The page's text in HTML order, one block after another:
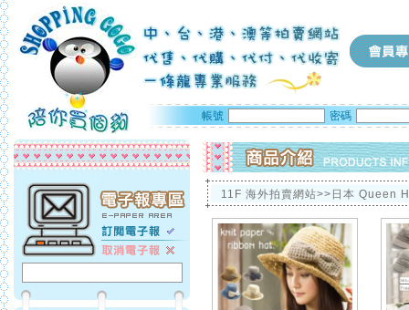
帳號 密碼
11F 海外拍賣網站>>日本 Queen